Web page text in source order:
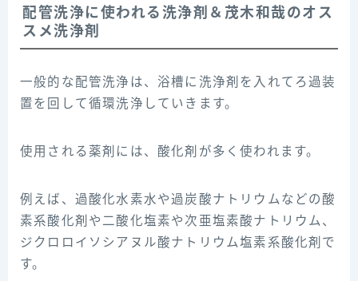
配管洗浄に使われる洗浄剤＆茂木和哉のオス
スメ洗浄剤
一般的な配管洗浄は、浴槽に洗浄剤を入れてろ過装
置を回して循環洗浄していきます。
使用される薬剤には、酸化剤が多く使われます。
例えば、過酸化水素水や過炭酸ナトリウムなどの酸
素系酸化剤や二酸化塩素や次亜塩素酸ナトリウム、
ジクロロイソシアヌル酸ナトリウム塩素系酸化剤で
す。